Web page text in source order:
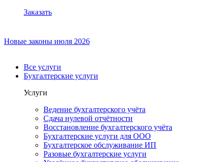
Заказать
Новые законы июля 2026
Все услуги
Бухгалтерские услуги
Услуги
Ведение бухгалтерского учёта
Сдача нулевой отчётности
Восстановление бухгалтерского учёта
Бухгалтерские услуги для ООО
Бухгалтерское обслуживание ИП
Разовые бухгалтерские услуги